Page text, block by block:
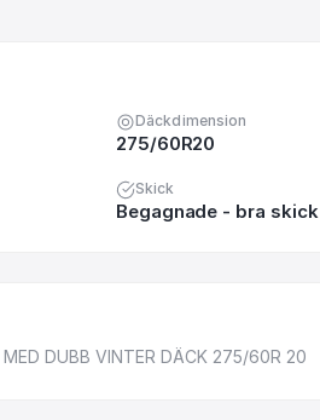
Däckdimension
275/60R20
Skick
Begagnade - bra skick
MED DUBB VINTER DÄCK 275​/​60R 20